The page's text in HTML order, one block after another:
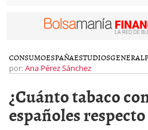
CONSUMOESPAÑAESTUDIOSGENERAL
por:Ana Pérez Sánchez
¿Cuánto tabaco
españoles